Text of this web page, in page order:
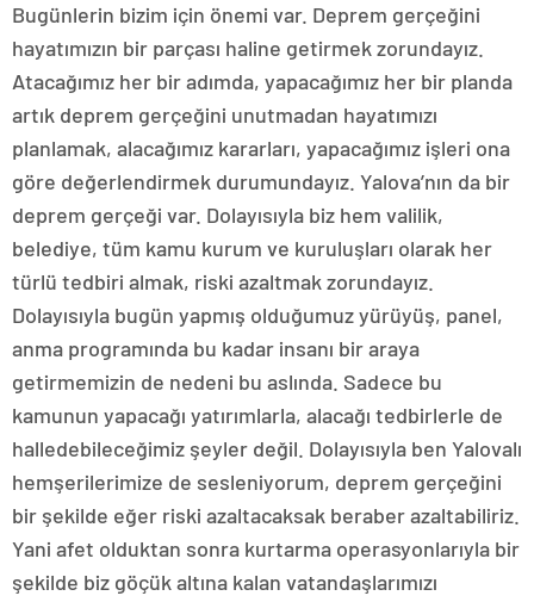
Bugünlerin bizim için önemi var. Deprem gerçeğini
hayatımızın bir parçası haline getirmek zorundayız.
Atacağımız her bir adımda, yapacağımız her bir planda
artık deprem gerçeğini unutmadan hayatımızı
planlamak, alacağımız kararları, yapacağımız işleri ona
göre değerlendirmek durumundayız. Yalova’nın da bir
deprem gerçeği var. Dolayısıyla biz hem valilik,
belediye, tüm kamu kurum ve kuruluşları olarak her
türlü tedbiri almak, riski azaltmak zorundayız.
Dolayısıyla bugün yapmış olduğumuz yürüyüş, panel,
anma programında bu kadar insanı bir araya
getirmemizin de nedeni bu aslında. Sadece bu
kamunun yapacağı yatırımlarla, alacağı tedbirlerle de
halledebileceğimiz şeyler değil. Dolayısıyla ben Yalovalı
hemşerilerimize de sesleniyorum, deprem gerçeğini
bir şekilde eğer riski azaltacaksak beraber azaltabiliriz.
Yani afet olduktan sonra kurtarma operasyonlarıyla bir
şekilde biz göçük altına kalan vatandaşlarımızı